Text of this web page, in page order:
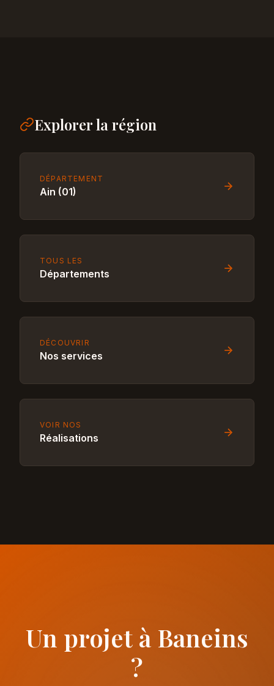
Explorer la région
DÉPARTEMENT
Ain (01)
TOUS LES
Départements
DÉCOUVRIR
Nos services
VOIR NOS
Réalisations
Un projet à Baneins
?